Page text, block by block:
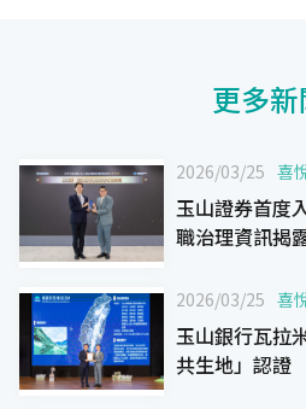
更多
2026/03/25 喜
玉山證券首度
職治理資訊揭
2026/03/25 喜
玉山銀行瓦拉
共生地」認證